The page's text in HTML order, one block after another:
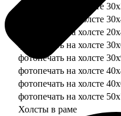
фотопечать на холсте
фотопечать на холсте
фотопечать на холсте
фотопечать на холсте
фотопечать на холсте
фотопечать на холсте
фотопечать на холсте
фотопечать на холсте
Холсты в раме